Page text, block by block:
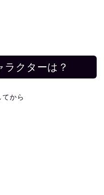
ラクターは？
てから